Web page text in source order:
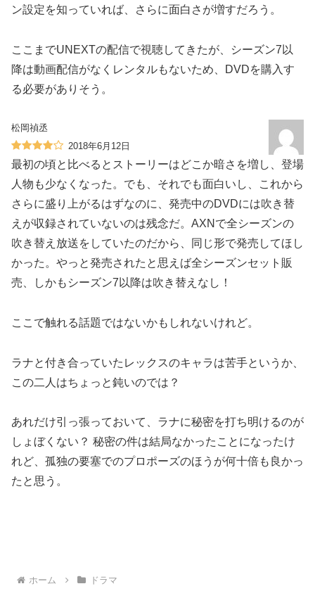
ン設定を知っていれば、さらに面白さが増すだろう。
ここまでUNEXTの配信で視聴してきたが、シーズン7以
降は動画配信がなくレンタルもないため、DVDを購入す
る必要がありそう。
松岡禎丞
2018年6月12日
最初の頃と比べるとストーリーはどこか暗さを増し、登場
人物も少なくなった。でも、それでも面白いし、これから
さらに盛り上がるはずなのに、発売中のDVDには吹き替
えが収録されていないのは残念だ。AXNで全シーズンの
吹き替え放送をしていたのだから、同じ形で発売してほし
かった。やっと発売されたと思えば全シーズンセット販
売、しかもシーズン7以降は吹き替えなし！
ここで触れる話題ではないかもしれないけれど。
ラナと付き合っていたレックスのキャラは苦手というか、
この二人はちょっと鈍いのでは？
あれだけ引っ張っておいて、ラナに秘密を打ち明けるのが
しょぼくない？ 秘密の件は結局なかったことになったけ
れど、孤独の要塞でのプロポーズのほうが何十倍も良かっ
たと思う。
ホーム ドラマ